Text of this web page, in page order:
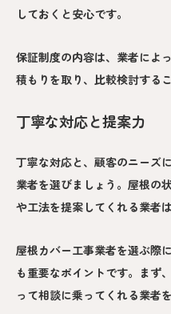
しておくと安心です。
保証制度の内容は、業者によ
積もりを取り、比較検討する
丁寧な対応と提案力
丁寧な対応と、顧客のニーズ
業者を選びましょう。屋根の
や工法を提案してくれる業者
屋根カバー工事業者を選ぶ際
も重要なポイントです。まず
って相談に乗ってくれる業者